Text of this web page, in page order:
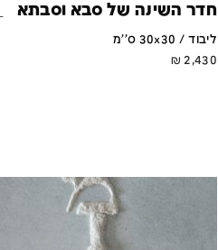
חדר השינה של סבא וסבתא
ליבוד / 30x30 ס''מ
2,430
₪